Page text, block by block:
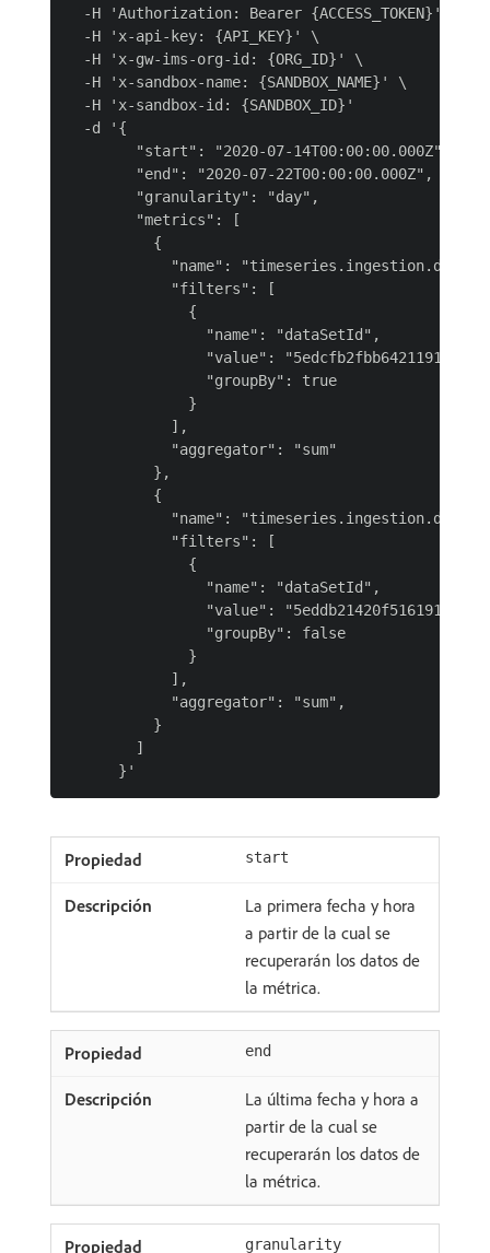
  -H 'Authorization: Bearer {ACCESS_TOKEN}' \
  -H 'x-api-key: {API_KEY}' \
  -H 'x-gw-ims-org-id: {ORG_ID}' \
  -H 'x-sandbox-name: {SANDBOX_NAME}' \
  -H 'x-sandbox-id: {SANDBOX_ID}'
  -d '{
        "start": "2020-07-14T00:00:00.000Z",
        "end": "2020-07-22T00:00:00.000Z",
        "granularity": "day",
        "metrics": [
          {
"name":
            "filters": [
              {
                "name": "dataSetId",
"value":
                "groupBy": true
              }
            ],
            "aggregator": "sum"
          },
          {
"name":
            "filters": [
              {
                "name": "dataSetId",
"value":
                "groupBy": false
              }
            ],
            "aggregator": "sum",
          }
        ]
start
La primera fecha y hora
a partir de la cual se
recuperarán los datos de
la métrica.
end
La última fecha y hora a
partir de la cual se
recuperarán los datos de
la métrica.
granularity